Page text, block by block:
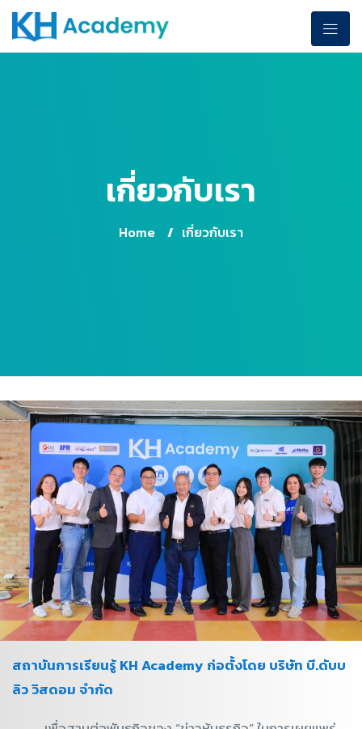
เกี่ยวกับเรา
Home / เกี่ยวกับเรา
สถาบันการเรียนรู้ KH Academy ก่อตั้งโดย บริษัท บี.ดับบ
ลิว วิสดอม จำกัด